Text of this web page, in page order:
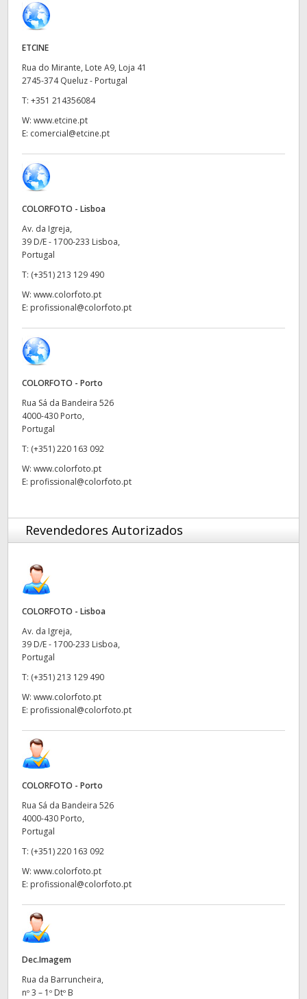
Singapore
Spain
Sweden
Turkey
UAE
Ukraine
United Kingdom
United States
ETCINE
Rua do Mirante, Lote A9, Loja 41
2745-374 Queluz - Portugal
T: +351 214356084
W: www.etcine.pt
E: comercial@etcine.pt
COLORFOTO - Lisboa
Av. da Igreja,
39 D/E - 1700-233 Lisboa,
Portugal
T: (+351) 213 129 490
W: www.colorfoto.pt
E: profissional@colorfoto.pt
COLORFOTO - Porto
Rua Sá da Bandeira 526
4000-430 Porto,
Portugal
T: (+351) 220 163 092
W: www.colorfoto.pt
E: profissional@colorfoto.pt
Revendedores Autorizados
COLORFOTO - Lisboa
Av. da Igreja,
39 D/E - 1700-233 Lisboa,
Portugal
T: (+351) 213 129 490
W: www.colorfoto.pt
E: profissional@colorfoto.pt
COLORFOTO - Porto
Rua Sá da Bandeira 526
4000-430 Porto,
Portugal
T: (+351) 220 163 092
W: www.colorfoto.pt
E: profissional@colorfoto.pt
Dec.Imagem
Rua da Barruncheira,
nº 3 – 1º Dtº B